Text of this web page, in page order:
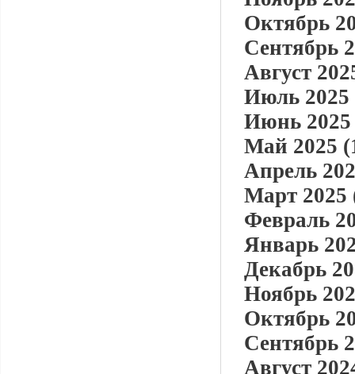
Октябрь
Сентябрь
Август
Июль 2025
Июнь 2025
Май 2025
Апрель
Март 2025
Февраль
Январь
Декабрь
Ноябрь
Октябрь
Сентябрь
Август